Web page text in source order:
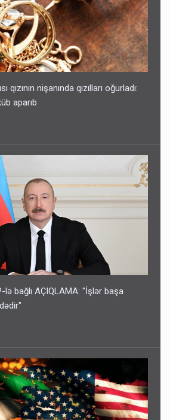
qızının nişanında qızılları oğurladı:
aparıb
lə bağlı AÇIQLAMA: "İşlər başa